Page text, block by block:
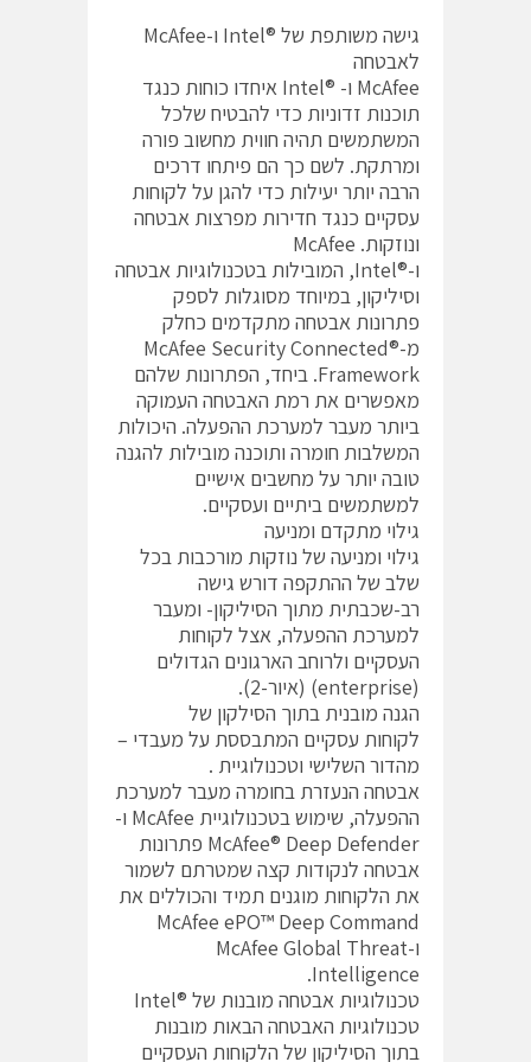
גישה משותפת של ®Intel ו-McAfee
לאבטחה
McAfee ו- ®Intel איחדו כוחות כנגד
תוכנות זדוניות כדי להבטיח שלכל
המשתמשים תהיה חווית מחשוב פורה
ומרתקת. לשם כך הם פיתחו דרכים
הרבה יותר יעילות כדי להגן על לקוחות
עסקיים כנגד חדירות מפרצות אבטחה
ונוזקות. McAfee
ו-®Intel, המובילות בטכנולוגיות אבטחה
וסיליקון, במיוחד מסוגלות לספק
פתרונות אבטחה מתקדמים כחלק
מ-®McAfee Security Connected
Framework. ביחד, הפתרונות שלהם
מאפשרים את רמת האבטחה העמוקה
ביותר מעבר למערכת ההפעלה. היכולות
המשלבות חומרה ותוכנה מובילות להגנה
טובה יותר על מחשבים אישיים
למשתמשים ביתיים ועסקיים.
גילוי מתקדם ומניעה
גילוי ומניעה של נוזקות מורכבות בכל
שלב של ההתקפה דורש גישה
רב-שכבתית מתוך הסיליקון- ומעבר
למערכת ההפעלה, אצל לקוחות
העסקיים ולרוחב הארגונים הגדולים
(enterprise) (איור-2).
הגנה מובנית בתוך הסילקון של
לקוחות עסקיים המתבססת על מעבדי –
מהדור השלישי וטכנולוגיית .
אבטחה הנעזרת בחומרה מעבר למערכת
ההפעלה, שימוש בטכנולוגיית McAfee ו-
McAfee® Deep Defender פתרונות
אבטחה לנקודות קצה שמטרתם לשמור
את הלקוחות מוגנים תמיד והכוללים את
McAfee ePO™ Deep Command
ו-McAfee Global Threat
Intelligence.
טכנולוגיות אבטחה מובנות של ®Intel
טכנולוגיות האבטחה הבאות מובנות
בתוך הסיליקון של הלקוחות העסקיים